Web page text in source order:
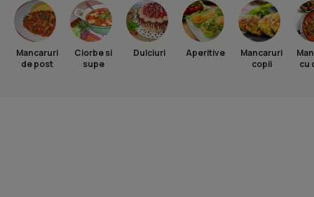
Mancaruri
de post
Ciorbe si
supe
Dulciuri Aperitive
Mancaruri
copii
cu